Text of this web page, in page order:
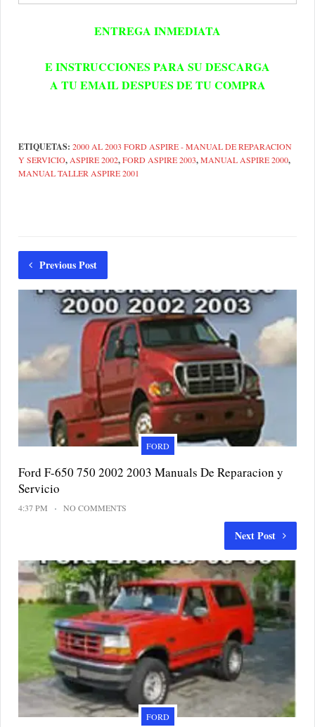
ENTREGA INMEDIATA
E INSTRUCCIONES PARA SU DESCARGA
A TU EMAIL DESPUES DE TU COMPRA
ETIQUETAS: 2000 AL 2003 FORD ASPIRE - MANUAL DE REPARACION
Y SERVICIO, ASPIRE 2002,FORD ASPIRE 2003,MANUAL ASPIRE 2000,
MANUAL TALLER ASPIRE 2001
Previous Post
FORD
Ford F-650 750 2002 2003 Manuals De Reparacion y
Servicio
4:37 PM NO COMMENTS
Next Post
FORD